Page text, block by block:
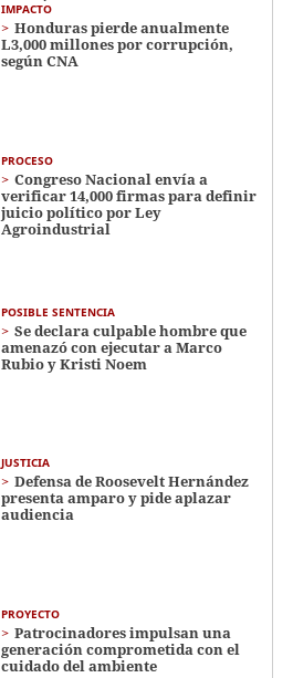
IMPACTO
Honduras pierde anualmente
L3,000 millones por corrupción,
según CNA
PROCESO
Congreso Nacional envía a
verificar 14,000 firmas para definir
juicio político por Ley
Agroindustrial
POSIBLE SENTENCIA
Se declara culpable hombre que
amenazó con ejecutar a Marco
Rubio y Kristi Noem
JUSTICIA
Defensa de Roosevelt Hernández
presenta amparo y pide aplazar
audiencia
PROYECTO
Patrocinadores impulsan una
generación comprometida con el
cuidado del ambiente